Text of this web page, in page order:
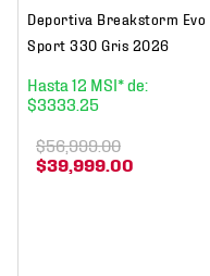
Deportiva Breakstorm Evo
Sport 330 Gris 2026
12
$3333 25
$39,999.00
$56,999.00